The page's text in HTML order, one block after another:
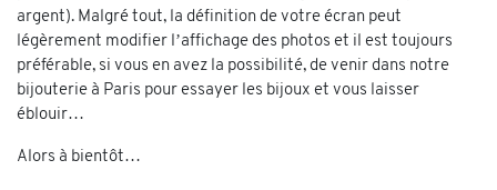
argent). Malgré tout, la définition de votre écran peut
légèrement modifier l’affichage des photos et il est toujours
préférable, si vous en avez la possibilité, de venir dans notre
bijouterie à Paris pour essayer les bijoux et vous laisser
éblouir…
Alors à bientôt…